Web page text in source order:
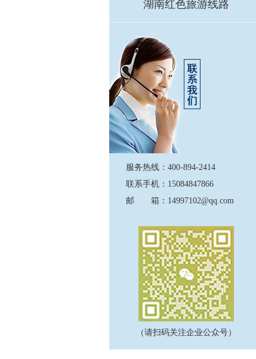
湖南红色旅游线路
服务热线：400-894-2414
联系手机：15084847866
邮 箱：14997102@qq.com
（请扫码关注企业公众号）